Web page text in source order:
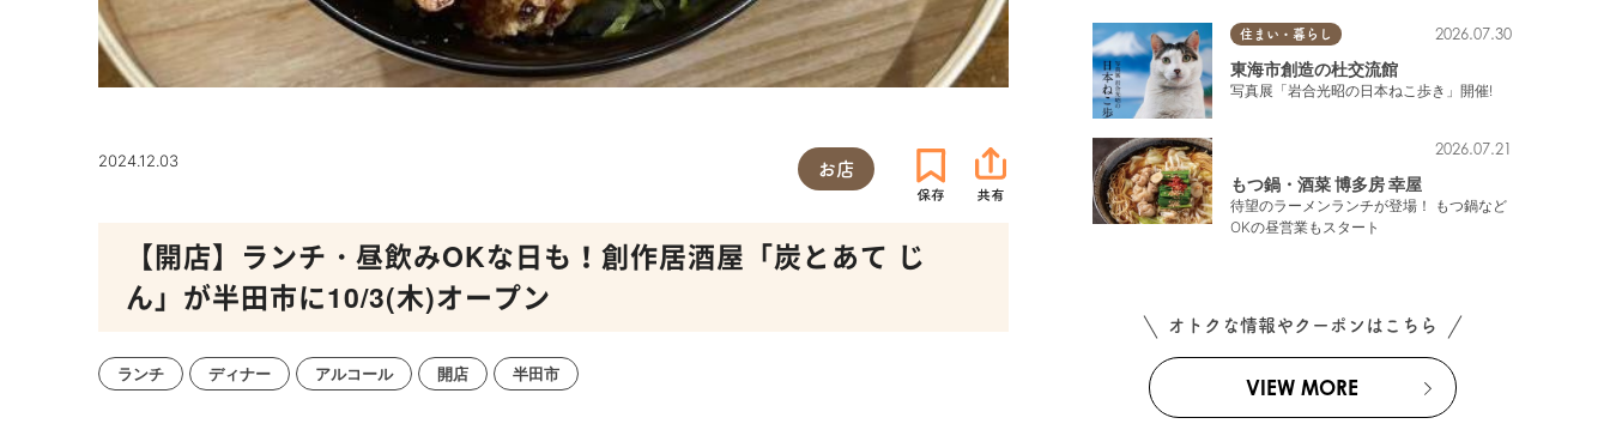
2024.12.03 お店
【開店】ランチ・昼飲みOKな日も！創作居酒屋「炭とあて じ
ん」が半田市に10/3(木)オープン
ランチ ディナー アルコール 開店 半田市
住まい・暮らし 2026.07.30
東海市創造の杜交流館
写真展「岩合光昭の日本ねこ歩き」開催!
2026.07.21
もつ鍋・酒菜 博多房 幸屋
待望のラーメンランチが登場！ もつ鍋など
OKの昼営業もスタート
オトクな情報やクーポンはこちら
VIEW MORE